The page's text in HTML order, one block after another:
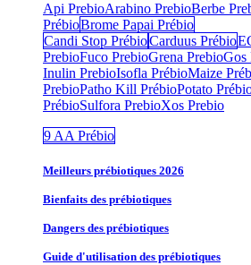
Api PrebioArabino PrebioBerbe
PrébioBrome Papai Prébio
Candi Stop PrébioCarduus Prébio
PrebioFuco PrebioGrena PrebioGos
Inulin PrebioIsofla PrébioMaize
PrebioPatho Kill PrébioPotato
PrébioSulfora PrebioXos Prebio
9 AA Prébio
Meilleurs prébiotiques 2026
Bienfaits des prébiotiques
Dangers des prébiotiques
Guide d'utilisation des prébiotiques